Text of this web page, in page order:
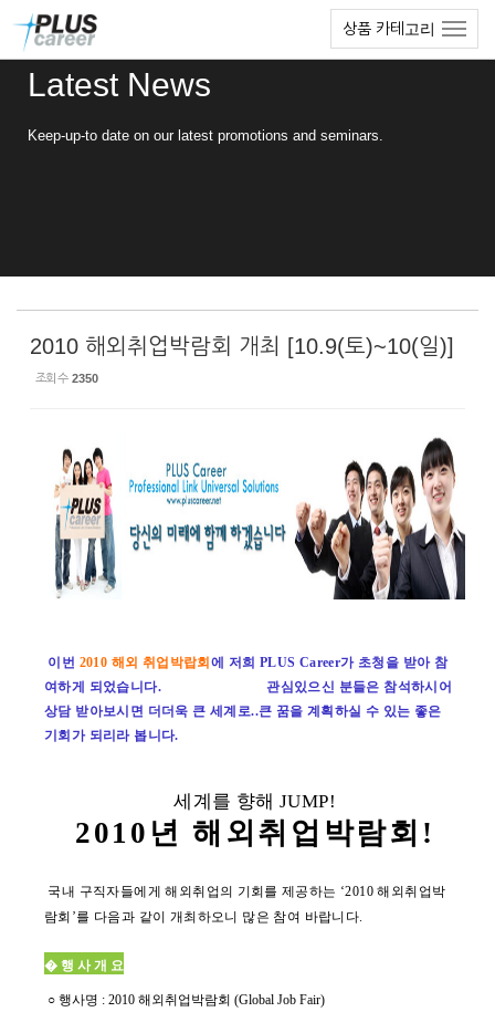
상품 카테고리
Latest News
Keep-up-to date on our latest promotions and seminars.
2010 해외취업박람회 개최 [10.9(토)~10(일)]
조회 수 2350
이번 2010 해외 취업박랍회 에
저희 PLUS Career가 초청을 받아 참
여하게 되었습니다.관심있으신 분들은 참석하시어
상담 받아보시면 더더욱 큰 세계로..큰 꿈을 계획하실 수 있는 좋은
기회가 되리라 봅니다.
세계를 향해 JUMP!
2010 년 해외취업박람회 !
국내 구직자들에게 해외취업의 기 회를 제공하는 ‘2010 해외취업박
람회’를 다음과 같이 개최하오니 많은 참여 바랍니다.
� 행 사 개 요
○ 행사명 : 2010 해외취업박람회 (Global Job Fair)